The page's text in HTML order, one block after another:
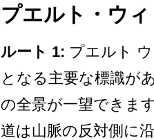
プエルト・ウ
ルート 1: プエルト
となる主要な標識が
の全景が一望できます
道は山脈の反対側に